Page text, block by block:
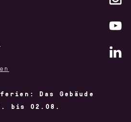
Das Gebäude
bis 02.08.